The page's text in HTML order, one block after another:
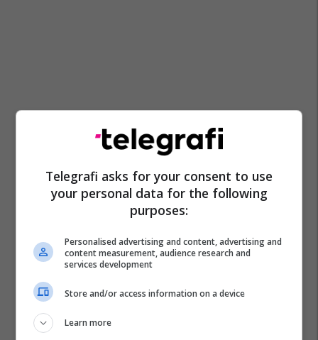
Telegrafi asks for your consent to use
your personal data for the following
purposes:
Personalised advertising and content, advertising and
content measurement, audience research and
services development
Store and/or access information on a device
Learn more